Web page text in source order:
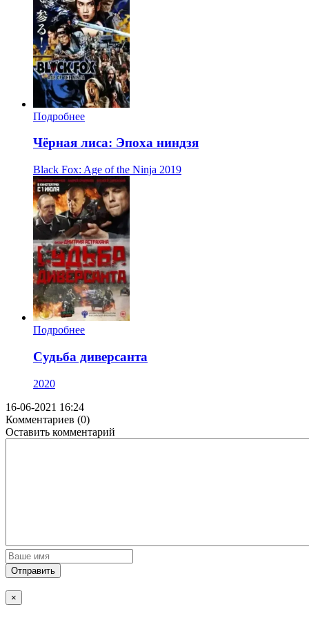
Подробнее
Чёрная лиса: Эпоха ниндзя
Black Fox: Age of the Ninja 2019
Подробнее
Судьба диверсанта
2020
16-06-2021 16:24
Комментариев (0)
Оставить комментарий
Отправить
×